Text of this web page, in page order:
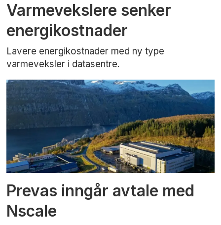
Varmevekslere senker
energikostnader
Lavere energikostnader med ny type
varmeveksler i datasentre.
Prevas inngår avtale med
Nscale